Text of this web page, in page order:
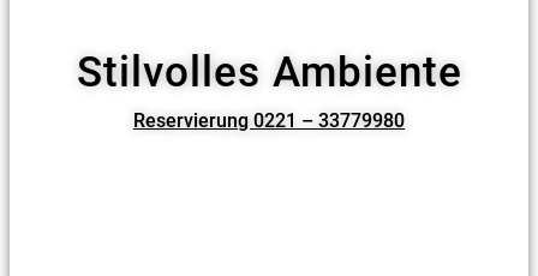
Stilvolles Ambiente
Reservierung 0221 – 33779980